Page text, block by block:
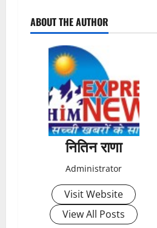
o
ABOUT THE AUTHOR
नितिन राणा
Administrator
Visit Website
View All Posts